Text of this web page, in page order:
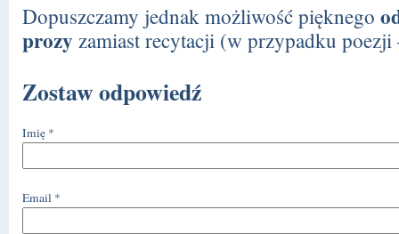
Dopuszczamy jednak możliwość pięknego
prozy zamiast recytacji (w przypadku poezji
Zostaw odpowiedź
Imię *
Email *